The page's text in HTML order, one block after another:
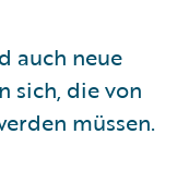
auch neue
sich, die von
müssen.